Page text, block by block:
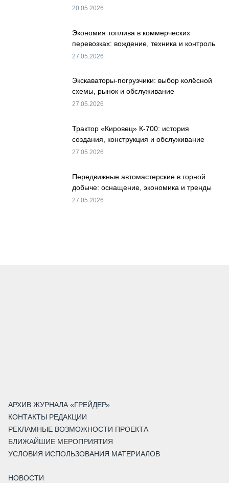
20.05.2026
Экономия топлива в коммерческих
перевозках: вождение, техника и контроль
27.05.2026
Экскаваторы-погрузчики: выбор колёсной
схемы, рынок и обслуживание
27.05.2026
Трактор «Кировец» К-700: история
создания, конструкция и обслуживание
27.05.2026
Передвижные автомастерские в горной
добыче: оснащение, экономика и тренды
27.05.2026
АРХИВ ЖУРНАЛА «ГРЕЙДЕР»
КОНТАКТЫ РЕДАКЦИИ
РЕКЛАМНЫЕ ВОЗМОЖНОСТИ ПРОЕКТА
БЛИЖАЙШИЕ МЕРОПРИЯТИЯ
УСЛОВИЯ ИСПОЛЬЗОВАНИЯ МАТЕРИАЛОВ
НОВОСТИ